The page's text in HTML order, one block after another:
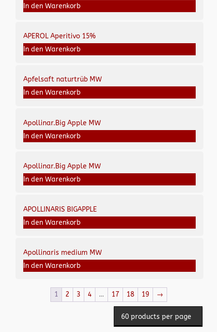
In den Warenkorb
APEROL Aperitivo 15%
In den Warenkorb
Apfelsaft naturtrüb MW
In den Warenkorb
Apollinar.Big Apple MW
In den Warenkorb
Apollinar.Big Apple MW
In den Warenkorb
APOLLINARIS BIGAPPLE
In den Warenkorb
Apollinaris medium MW
In den Warenkorb
1 2 3 4 … 17 18 19 →